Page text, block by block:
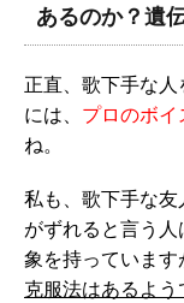
あるのか？遺
正直、歌下手な
には、 プロのボ
ね。
私も、歌下手な
がずれると言う
象を持っています
克服法はあるよう